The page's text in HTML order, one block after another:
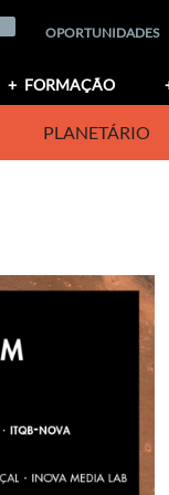
OPORTUNIDADES
FORMAÇÃO
PLANETÁRIO